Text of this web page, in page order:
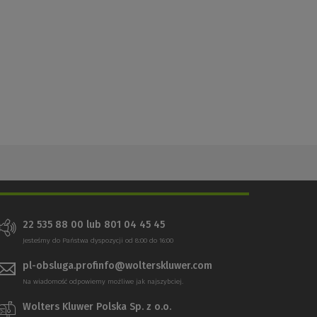
22 535 88 00 lub 801 04 45 45
Jesteśmy do Państwa dyspozycji od 8:00 do 16:00
pl-obsluga.profinfo@wolterskluwer.com
Na wiadomość odpowiemy możliwe jak najszybciej.
Wolters Kluwer Polska Sp. z o.o.